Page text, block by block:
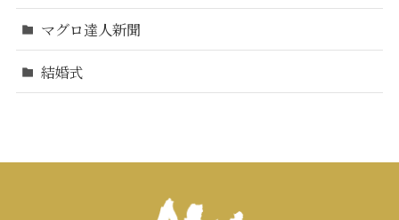
マグロ達人新聞
結婚式